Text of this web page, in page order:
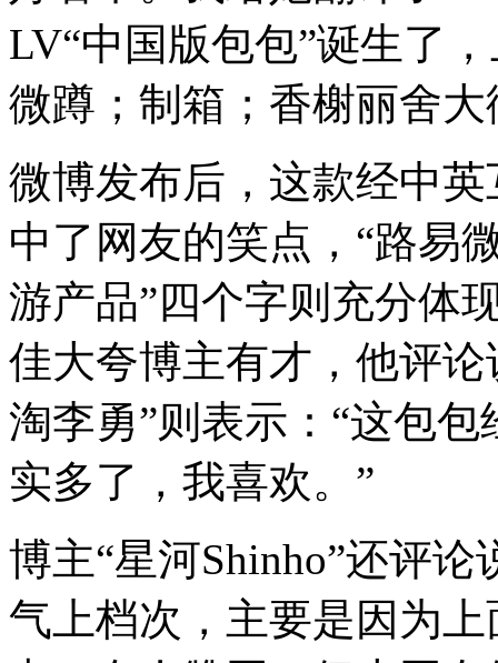
LV“中国版包包”诞生了
微蹲；制箱；香榭丽舍大
微博发布后，这款经中
中了网友的笑点，“路易
游产品”四个字则充分体
佳大夸博主有才，他评论
淘李勇”则表示：“这包
实多了，我喜欢。”
博主“星河Shinho”还评
气上档次，主要是因为